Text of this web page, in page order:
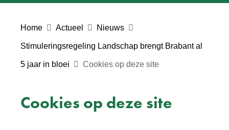
Home Actueel Nieuws
Stimuleringsregeling Landschap brengt Brabant al
5 jaar in bloei Cookies op deze site
Cookies op deze site